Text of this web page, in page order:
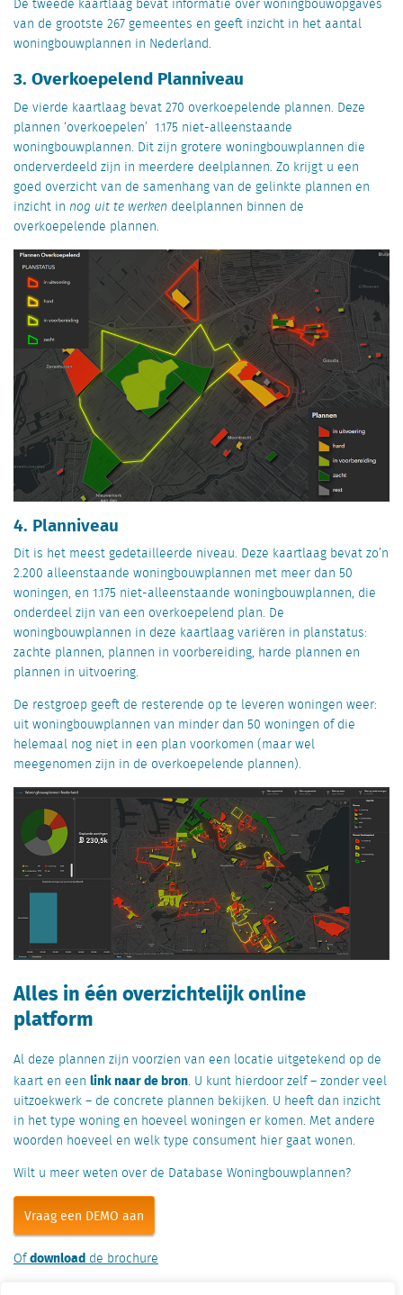
De tweede kaartlaag bevat informatie over woningbouwopgaves
van de grootste 267 gemeentes en geeft inzicht in het aantal
woningbouwplannen in Nederland.
3. Overkoepelend Planniveau
De vierde kaartlaag bevat 270 overkoepelende plannen. Deze
plannen ‘overkoepelen’ 1.175 niet-alleenstaande
woningbouwplannen. Dit zijn grotere woningbouwplannen die
onderverdeeld zijn in meerdere deelplannen. Zo krijgt u een
goed overzicht van de samenhang van de gelinkte plannen en
inzicht in nog uit te werken deelplannen binnen de
overkoepelende plannen.
4. Planniveau
Dit is het meest gedetailleerde niveau. Deze kaartlaag bevat zo’n
2.200 alleenstaande woningbouwplannen met meer dan 50
woningen, en 1.175 niet-alleenstaande woningbouwplannen, die
onderdeel zijn van een overkoepelend plan. De
woningbouwplannen in deze kaartlaag variëren in planstatus:
zachte plannen, plannen in voorbereiding, harde plannen en
plannen in uitvoering.
De restgroep geeft de resterende op te leveren woningen weer:
uit woningbouwplannen van minder dan 50 woningen of die
helemaal nog niet in een plan voorkomen (maar wel
meegenomen zijn in de overkoepelende plannen).
Alles in één overzichtelijk online
platform
Al deze plannen zijn voorzien van een locatie uitgetekend op de
kaart en een link naar de bron. U kunt hierdoor zelf – zonder veel
uitzoekwerk – de concrete plannen bekijken. U heeft dan inzicht
in het type woning en hoeveel woningen er komen. Met andere
woorden hoeveel en welk type consument hier gaat wonen.
Wilt u meer weten over de Database Woningbouwplannen?
Vraag een DEMO aan
Ofdownloadde brochure